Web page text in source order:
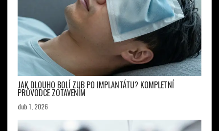
JAK DLOUHO BOLÍ ZUB PO IMPLANTÁTU? KOMPLETNÍ
PRŮVODCE ZOTAVENÍM
dub 1, 2026